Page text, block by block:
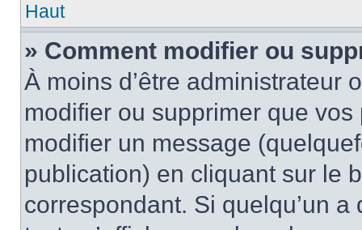
Haut
» Comment modifier ou
À moins d’être administrateur
modifier ou supprimer que
modifier un message
publication) en cliquant sur le
correspondant. Si quelqu’un